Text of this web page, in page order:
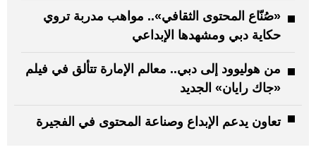
«صُنّاع المحتوى الثقافي».. مواهب مدربة تروي
حكاية دبي ومشهدها الإبداعي
من هوليوود إلى دبي.. معالم الإمارة تتألق في فيلم
«جاك رايان» الجديد
تعاون يدعم الإبداع وصناعة المحتوى في الفجيرة